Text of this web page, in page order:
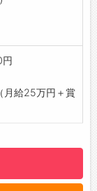
社）
安を抱えてい
のは自動車整
短時間で修理
の言葉やお褒
、ワンボック
！
（会員制オー
グ舞子高原
す◎
がら、今後も
いります。
りに注力して
ト勤務に備え
した。
！
経営側との話
なたのチャン
全週休2日制
交代勤務（チ
っています。
月給25万円＋賞